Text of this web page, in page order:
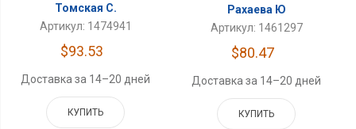
Томская С.
Артикул: 1474941
$93.53
Доставка за 14–20 дней
КУПИТЬ
Рахаева Ю
Артикул: 1461297
$80.47
Доставка за 14–20 дней
КУПИТЬ